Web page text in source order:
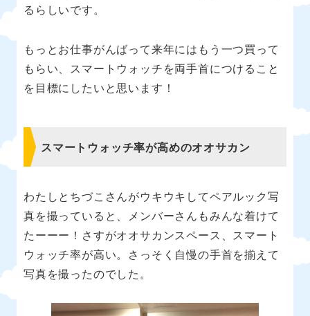
るらしいです。
もっとお仕事がんばって来年にはもう一つ買って
もらい、スマートウォッチを両手首につけること
を目標にしたいと思います！
スマートウォッチ率が高めのオオサカン
わたしとちづこさんがウキウキしてペアルック写
真を撮っていると、メンバーさんもみんな着けて
たーーー！さすがオオサカンスペース、スマート
ウォッチ率が高い。さっそく自慢の手首を揃えて
写真を撮ったのでした。